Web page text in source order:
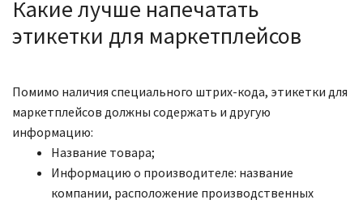
Какие лучше напечатать
этикетки для маркетплейсов
Помимо наличия специального штрих-кода, этикетки для
маркетплейсов должны содержать и другую
информацию:
Название товара;
Информацию о производителе: название
компании, расположение производственных